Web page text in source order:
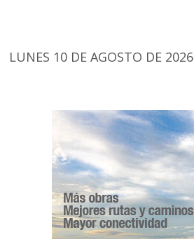
LUNES 10 DE AGOSTO DE 2026